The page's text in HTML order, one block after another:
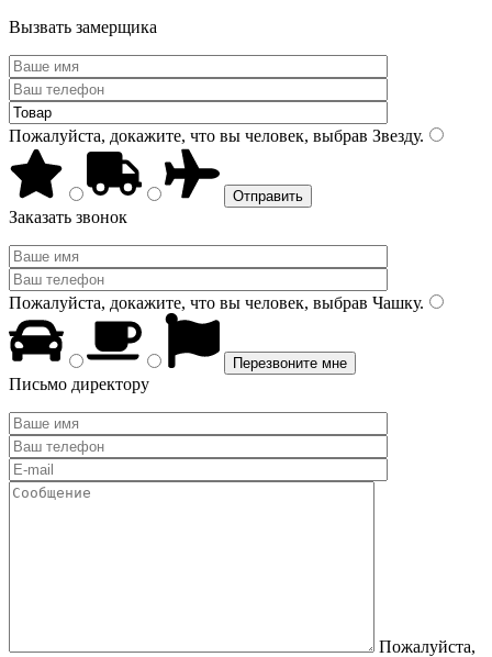
Вызвать замерщика
Пожалуйста, докажите, что вы человек, выбрав Звезду.
Заказать звонок
Пожалуйста, докажите, что вы человек, выбрав Чашку.
Письмо директору
Пожалуйста,